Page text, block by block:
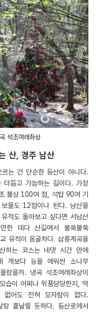
석조여래좌상
산, 경주 남산
는 건 단순한 등산이 아니다.
더듬고 가늠하는 길이다. 가장
불상 100여 점, 석탑 90여 기
물도 12점이나 된다. 남산을
적도 돌아보고 싶다면 서남산
한 데다 산길에서 불쑥불쑥
유적이 옹골차다. 삼릉계곡을
하는 코스는 네댓 시간 만에
개보다 능을 에워싼 소나무
을까. 냉곡 석조여래좌상이
습이 어찌나 위풍당당한지, 딱
없어도 전혀 모자람이 없다.
흩날릴 듯하다. 등산로에서